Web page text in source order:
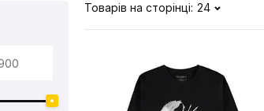
Товарів на сторінці: 24